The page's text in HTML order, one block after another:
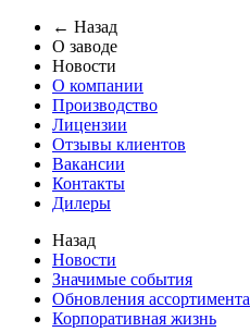
← Назад
О заводе
Новости
О компании
Производство
Лицензии
Отзывы клиентов
Вакансии
Контакты
Дилеры
Назад
Новости
Значимые события
Обновления ассортимента
Корпоративная жизнь